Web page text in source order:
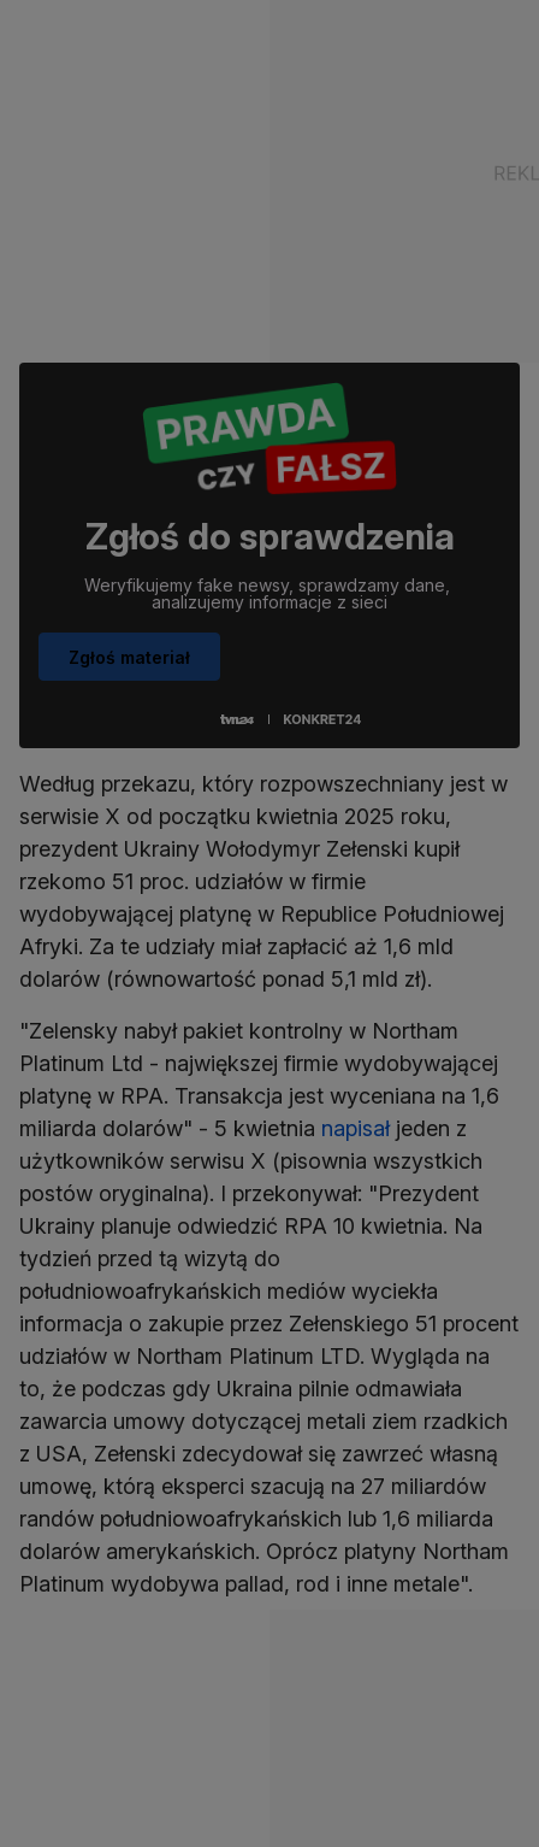
Zgłoś do sprawdzenia
Weryfikujemy fake newsy, sprawdzamy dane,
analizujemy informacje z sieci
Zgłoś materiał
Według przekazu, który rozpowszechniany jest w
serwisie X od początku kwietnia 2025 roku,
prezydent Ukrainy Wołodymyr Zełenski kupił
rzekomo 51 proc. udziałów w firmie
wydobywającej platynę w Republice Południowej
Afryki. Za te udziały miał zapłacić aż 1,6 mld
dolarów (równowartość ponad 5,1 mld zł).
"Zelensky nabył pakiet kontrolny w Northam
Platinum Ltd - największej firmie wydobywającej
platynę w RPA. Transakcja jest wyceniana na 1,6
miliarda dolarów" - 5 kwietnia napisałjeden z
użytkowników serwisu X (pisownia wszystkich
postów oryginalna). I przekonywał: "Prezydent
Ukrainy planuje odwiedzić RPA 10 kwietnia. Na
tydzień przed tą wizytą do
południowoafrykańskich mediów wyciekła
informacja o zakupie przez Zełenskiego 51 procent
udziałów w Northam Platinum LTD. Wygląda na
to, że podczas gdy Ukraina pilnie odmawiała
zawarcia umowy dotyczącej metali ziem rzadkich
z USA, Zełenski zdecydował się zawrzeć własną
umowę, którą eksperci szacują na 27 miliardów
randów południowoafrykańskich lub 1,6 miliarda
dolarów amerykańskich. Oprócz platyny Northam
Platinum wydobywa pallad, rod i inne metale".